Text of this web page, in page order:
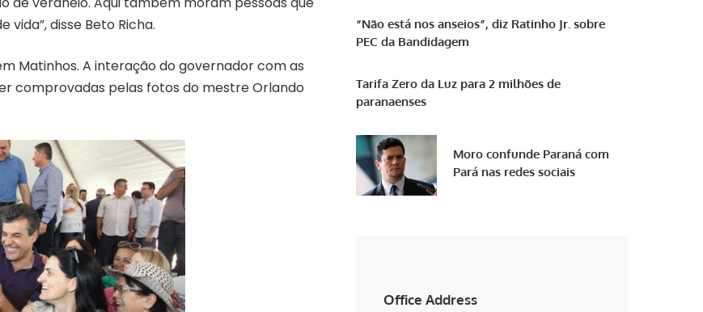
disse Beto Richa.
Matinhos. A interação do governador com as
comprovadas pelas fotos do mestre Orlando
“Não está nos anseios”, diz Ratinho Jr. sobre
PEC da Bandidagem
Tarifa Zero da Luz para 2 milhões de
paranaenses
Moro confunde Paraná com
Pará nas redes sociais
Office Address